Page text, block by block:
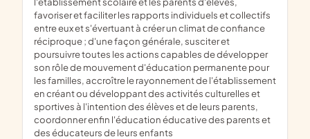
favoriser et faciliter les rapports individuels et collectifs
entre eux et s'évertuant à créer un climat de confiance
réciproque ; d'une façon générale, susciter et
poursuivre toutes les actions capables de développer
son rôle de mouvement d'éducation permanente pour
les familles, accroître le rayonnement de l'établissement
en créant ou développant des activités culturelles et
sportives à l'intention des élèves et de leurs parents,
coordonner enfin l'éducation éducative des parents et
des éducateurs de leurs enfants